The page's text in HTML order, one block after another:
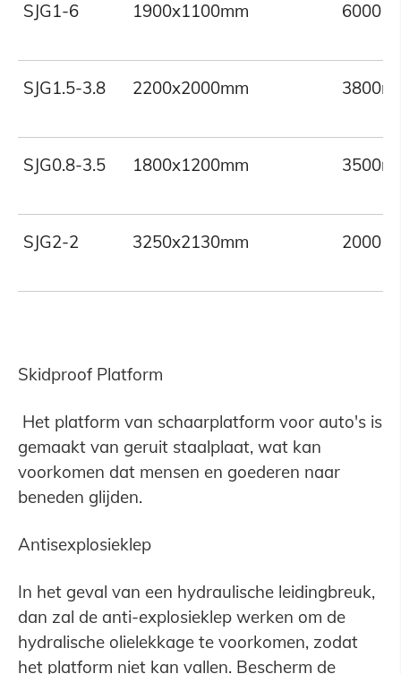
SJG1-6 1900x1100mm 6000
SJG1.5-3.8 2200x2000mm
SJG0.8-3.5 1800x1200mm
SJG2-2 3250x2130mm 2000
Skidproof Platform
Het platform van schaarplatform voor auto's is
gemaakt van geruit staalplaat, wat kan
voorkomen dat mensen en goederen naar
beneden glijden.
Antisexplosieklep
In het geval van een hydraulische leidingbreuk,
dan zal de anti-explosieklep werken om de
hydralische olielekkage te voorkomen, zodat
het platform niet kan vallen. Bescherm de